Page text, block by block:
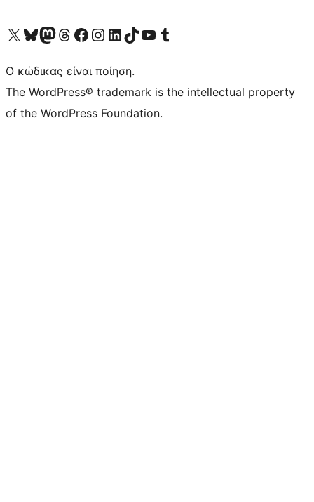
Visit our X (formerly Twitter) account
Visit our Bluesky account
Επισκεφθείτε τον λογαριασμό μας στο Mastodon
Visit our Threads account
Επισκεφτείτε τη σελίδα μας στο Facebook
Επισκεφθείτε τον λογαριασμό μας Instagram
Επισκεφθείτε τον λογαριασμό μας LinkedIn
Visit our TikTok account
Visit our YouTube channel
Visit our Tumblr account
Ο κώδικας είναι ποίηση.
The WordPress® trademark is the intellectual property
of the WordPress Foundation.